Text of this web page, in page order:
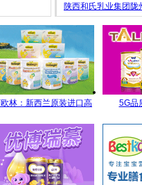
陕西和氏乳业集团陇
林：新西兰原装进口高
5G品